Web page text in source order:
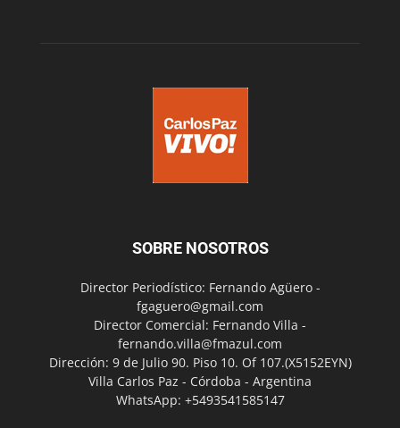
SOBRE NOSOTROS
Director Periodístico: Fernando Agüero -
fgaguero@gmail.com
Director Comercial: Fernando Villa -
fernando.villa@fmazul.com
Dirección: 9 de Julio 90. Piso 10. Of 107.(X5152EYN)
Villa Carlos Paz - Córdoba - Argentina
WhatsApp: +5493541585147